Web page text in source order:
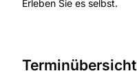
Erleben Sie es selbst.
Terminübersicht